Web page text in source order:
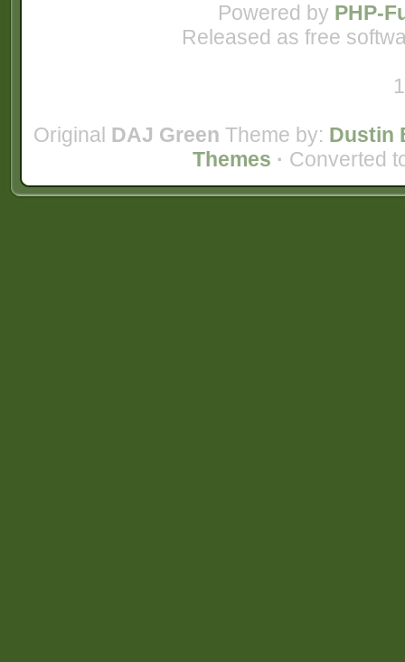
Powered by PHP-
Released as free
Original DAJ Green Theme by: Dustin
Themes · Converted